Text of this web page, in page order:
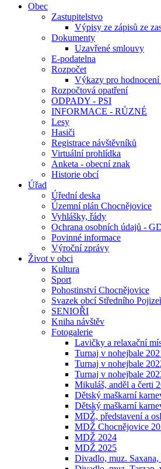
Obec
Zastupitelstvo
Výpisy ze zápisů ze
Dokumenty
Uzavřené smlouvy
E-podatelna
Rozpočet
Výkazy pro
Rozpočtová opatření
ODPADY - PSI
INFORMACE - RŮZNÉ
Lesy
Hasiči
Registrace návštěvníků
Virtuální prohlídka
Anketa - obecní znak
Historie obcí
Úřad
Úřední deska
Územní plán Chocnějovice
Vyhlášky, řády
Ochrana osobních údajů -
Povinné informace
Výroční zprávy
Život v obci
Kultura
Sport
Pohostinství Chocnějovice
Svazek obcí Středního
SENIOŘI
Kniha návštěv
Fotogalerie
Lavičky a relaxační
Turnaj v nohejbale
Turnaj v nohejbale
Turnaj v nohejbale
Mikuláš, anděl a čerti
Dětský maškarní
Dětský maškarní
MDŽ, představení a
MDŽ Chocnějovice
MDŽ 2024
MDŽ 2025
Divadlo, muz.